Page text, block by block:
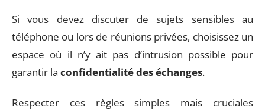
Si vous devez discuter de sujets sensibles au
téléphone ou lors de réunions privées, choisissez un
espace où il n’y ait pas d’intrusion possible pour
garantir la confidentialité des échanges.
Respecter ces règles simples mais cruciales